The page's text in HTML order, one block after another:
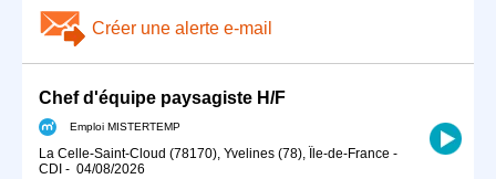
Créer une alerte e-mail
Chef d'équipe paysagiste H/F
Emploi MISTERTEMP
La Celle-Saint-Cloud (78170), Yvelines (78), Île-de-France -
CDI - 04/08/2026